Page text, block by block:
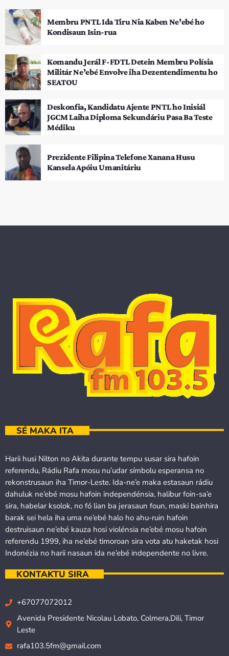
Membru PNTL Ida Tiru Nia Kaben Ne’ebé ho
Kondisaun Isin-rua
Komandu Jerál F-FDTL Detein Membru Polísia
Militár Ne’ebé Envolve iha Dezentendimentu ho
SEATOU
Deskonfia, Kandidatu Ajente PNTL ho Inisiál
JGCM Laiha Diploma Sekundáriu Pasa Ba Teste
Médiku
Prezidente Filipina Telefone Xanana Husu
Kansela Apóiu Umanitáriu
SÉ MAKA ITA
Harii husi Nilton no Akita durante tempu susar sira hafoin
referendu, Rádiu Rafa mosu nu’udar símbolu esperansa no
rekonstrusaun iha Timor-Leste. Ida-ne’e maka estasaun rádiu
dahuluk ne’ebé mosu hafoin independénsia, halibur foin-sa’e
sira, habelar ksolok, no fó lian ba jerasaun foun, maski bainhira
barak sei hela iha uma ne’ebé halo ho ahu-ruin hafoin
destruisaun ne’ebé kauza hosi violénsia ne’ebé mosu hafoin
referendu 1999, iha ne’ebé timoroan sira vota atu haketak hosi
Indonézia no harii nasaun ida ne’ebé independente no livre.
KONTAKTU SIRA
+67077072012
Avenida Presidente Nicolau Lobato, Colmera,Dili, Timor
Leste
rafa103.5fm@gmail.com